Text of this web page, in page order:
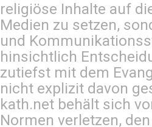
religiöse Inhalte auf
Medien zu setzen,
und
hinsichtlich
zutiefst mit dem
nicht explizit davon
kath.net behält sich
Normen verletzen,